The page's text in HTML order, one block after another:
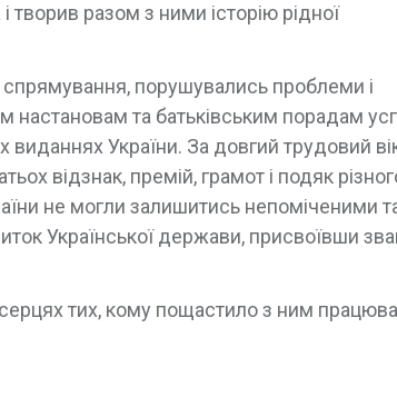
творив разом з ними історію рідної
спрямування, порушувались проблеми і
настановам та батьківським порадам
виданнях України. За довгий трудовий
відзнак, премій, грамот і подяк
не могли залишитись непоміченими
Української держави, присвоївши
тих, кому пощастило з ним